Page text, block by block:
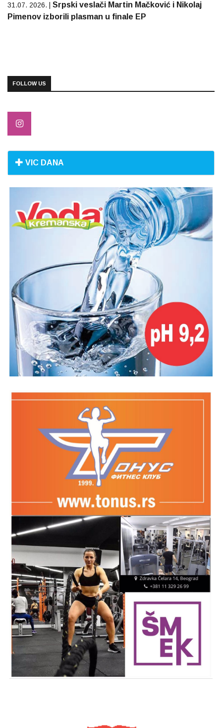
31.07. 2026. | Srpski veslači Martin Mačković i Nikolaj
Pimenov izborili plasman u finale EP
FOLLOW US
VIC DANA